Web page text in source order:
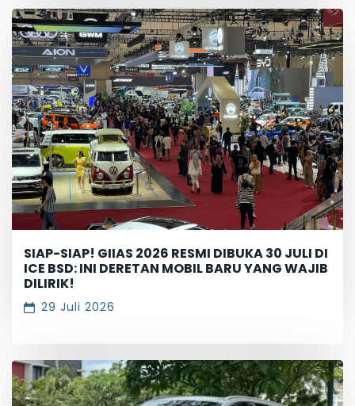
SIAP-SIAP! GIIAS 2026 RESMI DIBUKA 30 JULI DI
ICE BSD: INI DERETAN MOBIL BARU YANG WAJIB
DILIRIK!
29 Juli 2026